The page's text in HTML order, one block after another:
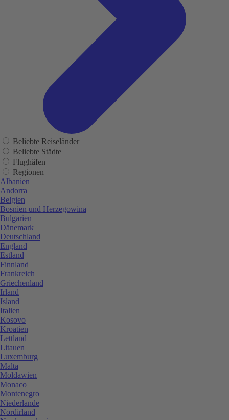
Beliebte Reiseländer
Beliebte Städte
Flughäfen
Regionen
Albanien
Andorra
Belgien
Bosnien und Herzegowina
Bulgarien
Dänemark
Deutschland
England
Estland
Finnland
Frankreich
Griechenland
Irland
Island
Italien
Kosovo
Kroatien
Lettland
Litauen
Luxemburg
Malta
Moldawien
Monaco
Montenegro
Niederlande
Nordirland